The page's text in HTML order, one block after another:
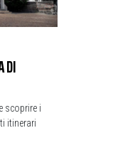
DI
scoprire i
itinerari